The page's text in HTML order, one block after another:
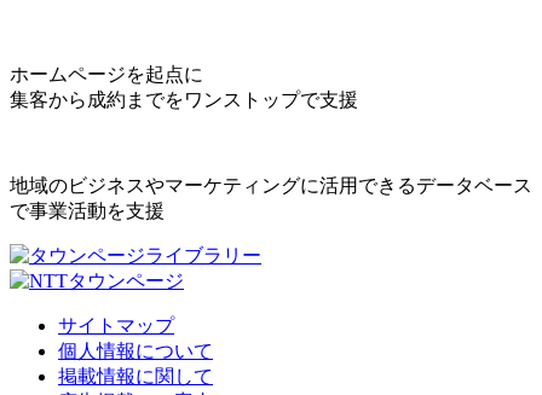
ホームページを起点に
集客から成約までをワンストップで支援
地域のビジネスやマーケティングに活用できるデータベース
で事業活動を支援
サイトマップ
個人情報について
掲載情報に関して